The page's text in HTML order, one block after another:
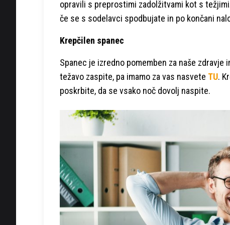
opravili s preprostimi zadolžitvami kot s
če se s sodelavci spodbujate in po končani
Krepčilen spanec
Spanec je izredno pomemben za naše
težavo zaspite, pa imamo za vas nasvete TU.
poskrbite, da se vsako noč dovolj naspite.